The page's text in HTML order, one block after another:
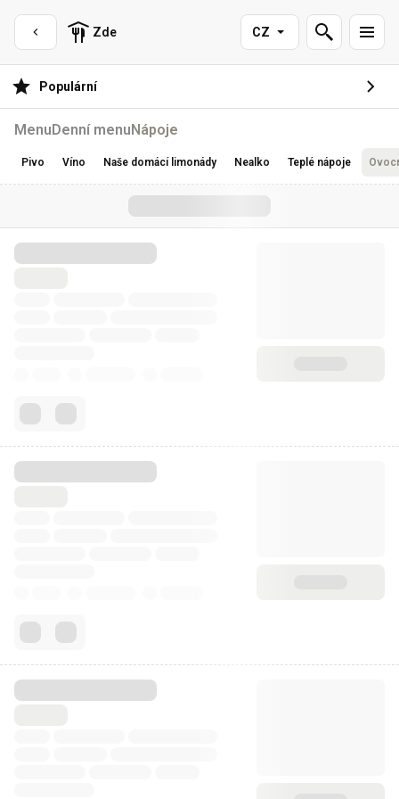
Zde CZ
Populární
MenuDenní menuNápoje
Pivo Víno Naše domácí limonády Nealko Teplé nápoje